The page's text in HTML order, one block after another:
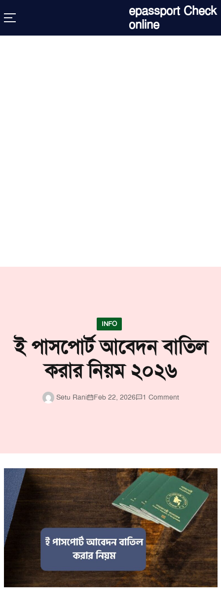
to
content
epassport Check
online
INFO
ই পাসপোর্ট আবেদন বাতিল
করার নিয়ম ২০২৬
Setu Rani Feb 22, 2026 1 Comment